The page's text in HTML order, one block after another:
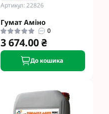
Артикул: 22826
Гумат Аміно
0
3 674.00 ₴
До кошика